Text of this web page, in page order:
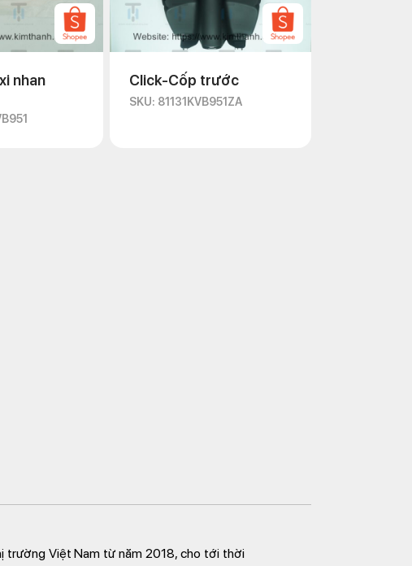
nhan
Click-Cốp trước
SKU: 81131KVB951ZA
trường Việt Nam từ năm 2018, cho tới thời